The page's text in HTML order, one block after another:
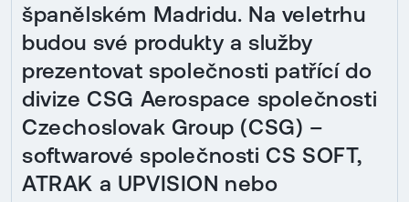
španělském Madridu. Na veletrhu
budou své produkty a služby
prezentovat společnosti patřící do
divize CSG Aerospace společnosti
Czechoslovak Group (CSG) –
softwarové společnosti CS SOFT,
ATRAK a UPVISION nebo